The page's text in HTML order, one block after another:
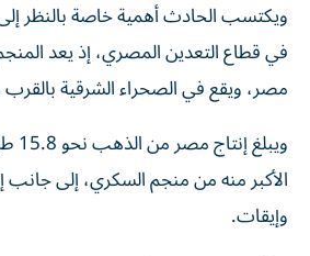
ويكتسب الحادث أهمية خاصة بالنظر
في قطاع التعدين المصري، إذ يعد
مصر، ويقع في الصحراء الشرقية
الأكبر منه من منجم السكري، إلى
وإيقات.